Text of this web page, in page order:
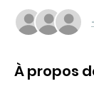
À propos